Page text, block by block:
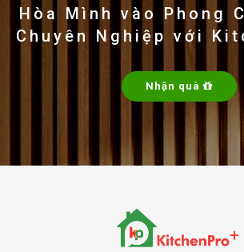
Hòa Mình vào Phong
Chuyên Nghiệp với
Nhận quà